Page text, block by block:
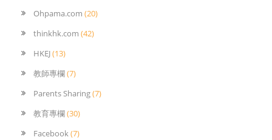
Ohpama.com (20)
thinkhk.com (42)
HKEJ(13)
教師專欄(7)
Parents Sharing(7)
教育專欄(30)
Facebook(7)